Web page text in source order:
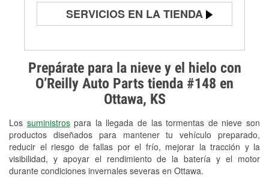
Prepárate para la nieve y el hielo con
O’Reilly Auto Parts tienda #148 en
Ottawa, KS
Los suministrospara la llegada de las tormentas de nieve son
productos diseñados para mantener tu vehículo preparado,
reducir el riesgo de fallas por el frío, mejorar la tracción y la
visibilidad, y apoyar el rendimiento de la batería y el motor
durante condiciones invernales severas en Ottawa.
SERVICIOS EN LA TIENDA
Prueba de alternadores y
arrancadores
Revisión de la luz "Check Engine"
Reciclaje de baterías y aceite
Instalación de bombillas de faros
Instalación de limpiaparabrisas